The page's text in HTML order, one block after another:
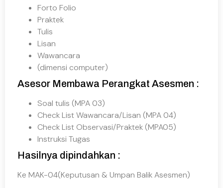
Forto Folio
Praktek
Tulis
Lisan
Wawancara
(dimensi computer)
Asesor Membawa Perangkat Asesmen :
Soal tulis (MPA 03)
Check List Wawancara/Lisan (MPA 04)
Check List Observasi/Praktek (MPA05)
Instruksi Tugas
Hasilnya dipindahkan :
Ke MAK-04(Keputusan & Umpan Balik Asesmen)